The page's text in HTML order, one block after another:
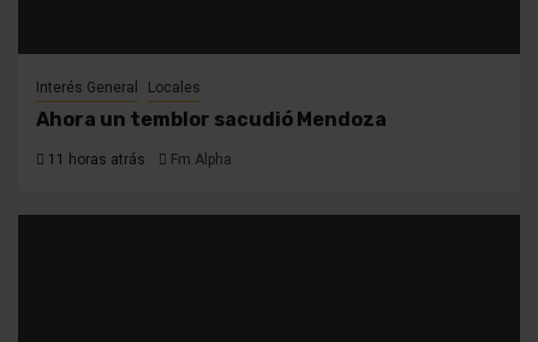
Interés General Locales
Ahora un temblor sacudió Mendoza
11 horas atrás Fm Alpha